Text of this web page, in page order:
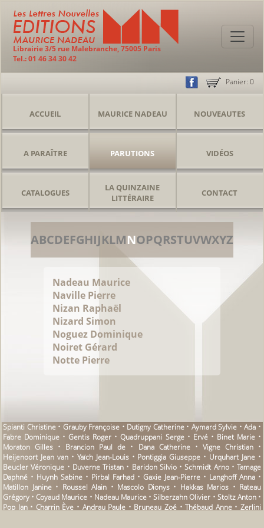
Librairie 3/5 rue Malebranche, 75005 Paris
Tel.: 01 46 34 30 42
Panier: 0
ACCUEIL MAURICE NADEAU NOUVEAUTES
A PARAÎTRE PARUTIONS VIDÉOS
CATALOGUES
LA QUINZAINE
LITTÉRAIRE
CONTACT
ABCDEFGHIJKLMNOPQRSTUVWXYZ
Nadeau Maurice
Naville Pierre
Nizan Raphaël
Nizard Simon
Noguez Dominique
Noiret Gérard
Notte Pierre
Spianti Christine • Grauby Françoise • Dutigny Catherine • Aymard Sylvie • Ada •
Fabre Dominique • Gentis Roger • Quadruppani Serge • Ervé • Binet Marie •
Moraton Gilles • Brancion Paul de • Dana Catherine • Vigne Christian •
Heijenoort Jean van • Yaïch Jean-Louis • Pontiggia Giuseppe • Urquhart Jane •
Beucler Véronique • Duverne Tristan • Baridon Silvio • Schmidt Arno • Tamage
Daphné • Huynh Sabine • Pirbal Farhad • Gaxie Jean-Pierre • Langhoff Anna •
Matillon Janine • Roussel Alain • Mascolo Dionys • Hakkas Marios • Rateau
Grégory • Coyaud Maurice • Nadeau Maurice • Silberzahn Olivier • Stoltz Anton •
Pop Ian • Charrin Ève • Andrau Paule • Bruneau Zoé • Thébaud Anne • Zerlini